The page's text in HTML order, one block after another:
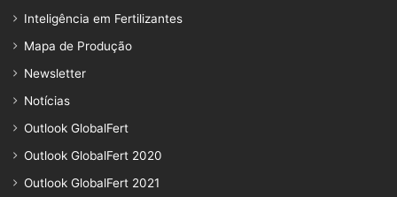
Inteligência em Fertilizantes
Mapa de Produção
Newsletter
Notícias
Outlook GlobalFert
Outlook GlobalFert 2020
Outlook GlobalFert 2021